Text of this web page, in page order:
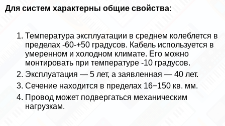
Для систем хаpaктерны общие свойства:
Температура эксплуатации в среднем колeблется в
пределах -60-+50 градусов. Кабель используется в
умеренном и холодном климате. Его можно
монтировать при температуре -10 градусов.
Эксплуатация — 5 лет, а заявленная — 40 лет.
Сечение находится в пределах 16−150 кв. мм.
Провод может подвергаться механическим
нагрузкам.